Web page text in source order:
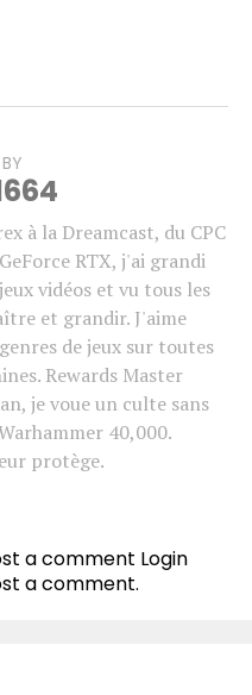
à la Dreamcast, du CPC
RTX, j'ai grandi
vidéos et vu tous les
et grandir. J'aime
de jeux sur toutes
Rewards Master
je voue un culte sans
40,000.
protège.
a comment Login
a comment.